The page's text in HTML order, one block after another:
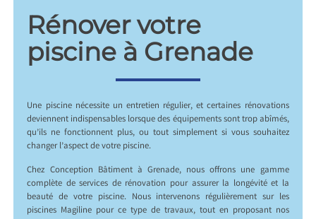
Rénover votre
piscine à Grenade
Une piscine nécessite un entretien régulier, et certaines rénovations
deviennent indispensables lorsque des équipements sont trop abîmés,
qu’ils ne fonctionnent plus, ou tout simplement si vous souhaitez
changer l’aspect de votre piscine.
Chez Conception Bâtiment à Grenade, nous offrons une gamme
complète de services de rénovation pour assurer la longévité et la
beauté de votre piscine. Nous intervenons régulièrement sur les
piscines Magiline pour ce type de travaux, tout en proposant nos